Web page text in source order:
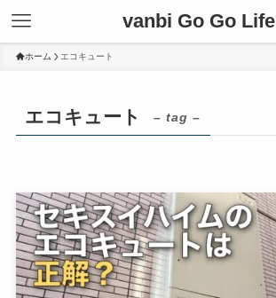
vanbi Go Go Life
ホーム エコキュート
エコキュート – tag –